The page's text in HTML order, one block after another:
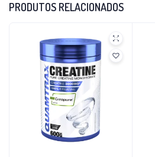
PRODUTOS RELACIONADOS